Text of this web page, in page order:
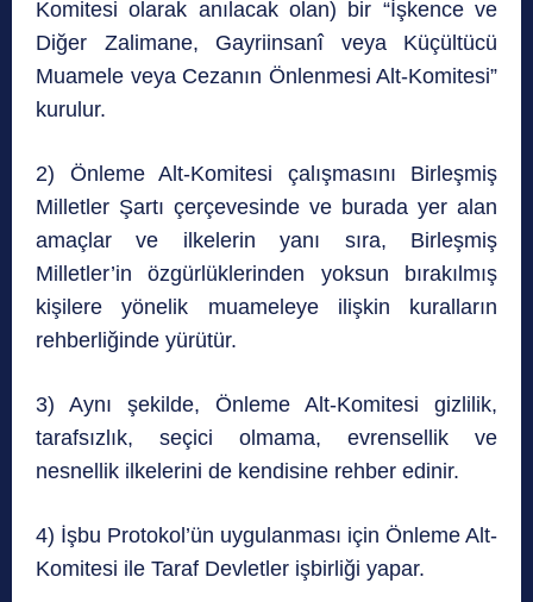
Komitesi olarak anılacak olan) bir “İşkence ve
Diğer Zalimane, Gayriinsanî veya Küçültücü
Muamele veya Cezanın Önlenmesi Alt-Komitesi”
kurulur.
2) Önleme Alt-Komitesi çalışmasını Birleşmiş
Milletler Şartı çerçevesinde ve burada yer alan
amaçlar ve ilkelerin yanı sıra, Birleşmiş
Milletler’in özgürlüklerinden yoksun bırakılmış
kişilere yönelik muameleye ilişkin kuralların
rehberliğinde yürütür.
3) Aynı şekilde, Önleme Alt-Komitesi gizlilik,
tarafsızlık, seçici olmama, evrensellik ve
nesnellik ilkelerini de kendisine rehber edinir.
4) İşbu Protokol’ün uygulanması için Önleme Alt-
Komitesi ile Taraf Devletler işbirliği yapar.